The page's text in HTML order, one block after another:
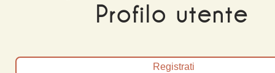
Profilo utente
Schede primarie
Registrati